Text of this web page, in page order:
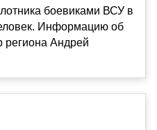
боевиками ВСУ в
Информацию об
региона Андрей